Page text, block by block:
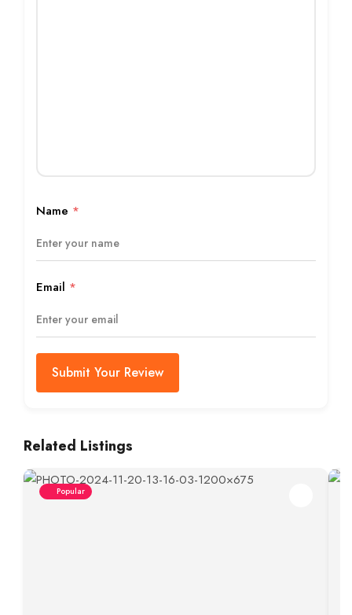
Name *
Email *
Submit Your Review
Related Listings
Popular